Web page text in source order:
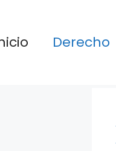
Derecho